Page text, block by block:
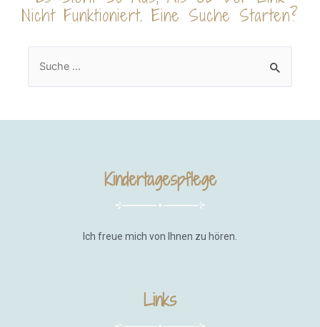
Nicht Funktioniert. Eine Suche Starten?
Kindertagespflege
Ich freue mich von Ihnen zu hören.
Links